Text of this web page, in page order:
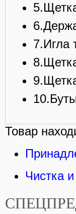
7.Игла
Товар
Чистка